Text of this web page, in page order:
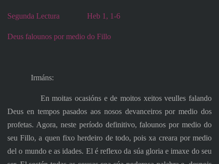
Segunda Lectura Heb 1, 1-6
Deus falounos por medio do Fillo
Irmáns:
En moitas ocasións e de moitos xeitos veulles falando
Deus en tempos pasados aos nosos devanceiros por medio dos
profetas. Agora, neste período definitivo, falounos por medio do
seu Fillo, a quen fixo herdeiro de todo, pois xa creara por medio
del o mundo e as idades. El é reflexo da súa gloria e imaxe do seu